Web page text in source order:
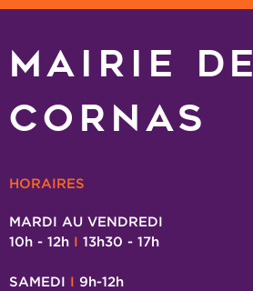
MAIRIE DE
CORNAS
HORAIRES
MARDI AU VENDREDI
10h - 12h I 13h30 - 17h
SAMEDI I 9h-12h